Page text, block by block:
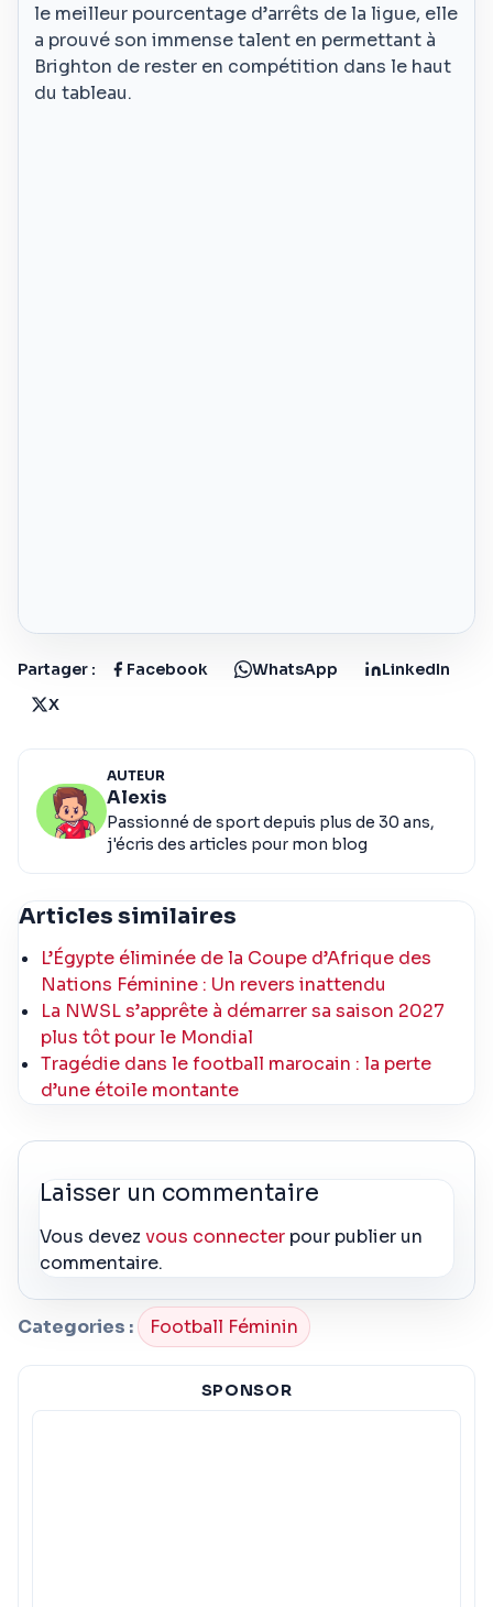
le meilleur pourcentage d’arrêts de la ligue, elle
a prouvé son immense talent en permettant à
Brighton de rester en compétition dans le haut
du tableau.
Partager : Facebook WhatsApp
LinkedIn
X
AUTEUR
Alexis
Passionné de sport depuis plus de 30 ans,
j'écris des articles pour mon blog
Articles similaires
L’Égypte éliminée de la Coupe d’Afrique des
Nations Féminine : Un revers inattendu
La NWSL s’apprête à démarrer sa saison 2027
plus tôt pour le Mondial
Tragédie dans le football marocain : la perte
d’une étoile montante
Laisser un commentaire
Vous devezvous connecter pour publier un
commentaire.
Categories : Football Féminin
SPONSOR